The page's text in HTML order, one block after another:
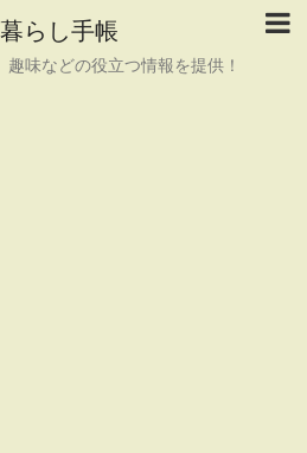
らし手帳
趣味などの役立つ情報を提供！